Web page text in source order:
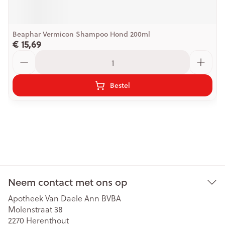
Beaphar Vermicon Shampoo Hond 200ml
€ 15,69
Bestel
Neem contact met ons op
Apotheek Van Daele Ann BVBA
Molenstraat 38
2270 Herenthout